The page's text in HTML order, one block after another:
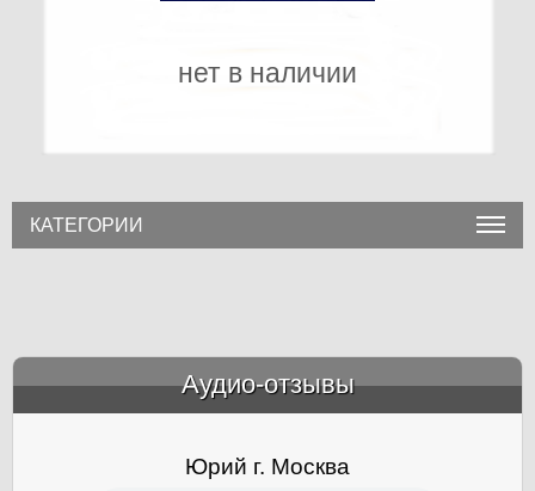
нет в наличии
КАТЕГОРИИ
Аудио-отзывы
Юрий г. Москва